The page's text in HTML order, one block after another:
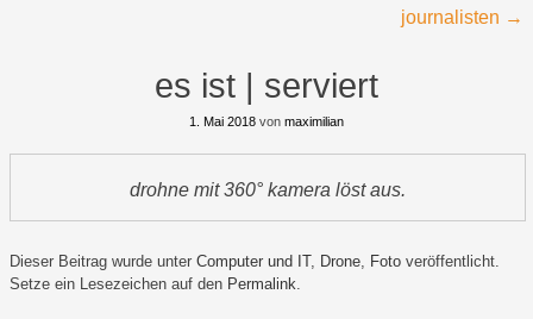
journalisten →
es ist | serviert
1. Mai 2018 von maximilian
drohne mit 360° kamera löst aus.
Dieser Beitrag wurde unter Computer und IT, Drone, Foto veröffentlicht.
Setze ein Lesezeichen auf den Permalink.